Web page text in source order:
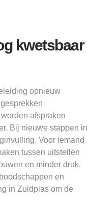
kwetsbaar
opnieuw
afspraken
Bij nieuwe stappen in
Voor iemand
tussen uitstellen
en minder druk.
en
in Zuidplas om de